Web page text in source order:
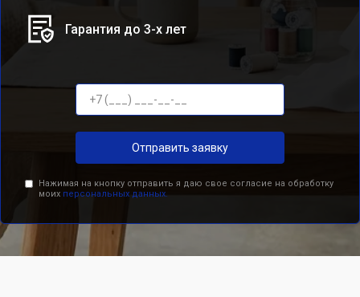
Гарантия до 3-х лет
Отправить заявку
Нажимая на кнопку отправить я даю свое согласие на обработку
моих персональных данных.